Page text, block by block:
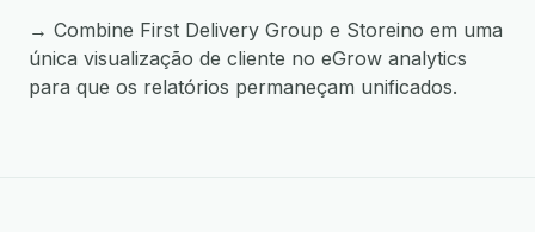
→ Combine First Delivery Group e Storeino em uma
única visualização de cliente no eGrow analytics
para que os relatórios permaneçam unificados.